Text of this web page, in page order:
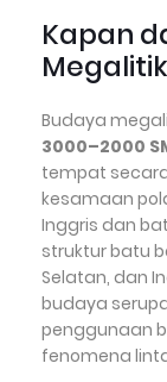
Kapan
Budaya
3000–2000
tempat
kesamaan
Inggris dan
struktur batu
Selatan, dan
budaya
penggunaan
fenomena